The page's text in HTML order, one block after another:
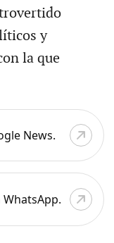
y
la que
News.
WhatsApp.